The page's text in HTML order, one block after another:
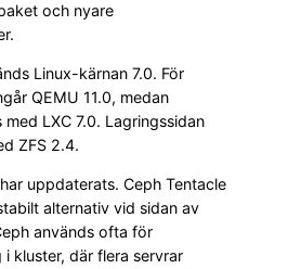
och nyare
Linux-kärnan 7.0. För
QEMU 11.0, medan
LXC 7.0. Lagringssidan
ZFS 2.4.
uppdaterats. Ceph Tentacle
alternativ vid sidan av
används ofta för
kluster, där flera servrar